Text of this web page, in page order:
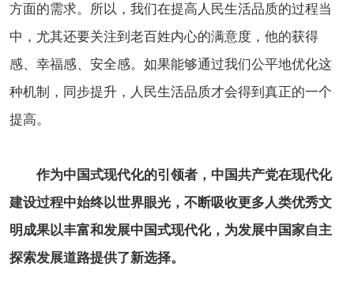
方面的需求。所以，我们在提高人民生活品质的过程当
中，尤其还要关注到老百姓内心的满意度，他的获得
感、幸福感、安全感。如果能够通过我们公平地优化这
种机制，同步提升，人民生活品质才会得到真正的一个
提高。
作为中国式现代化的引领者，中国共产党在现代化
建设过程中始终以世界眼光，不断吸收更多人类优秀文
明成果以丰富和发展中国式现代化，为发展中国家自主
探索发展道路提供了新选择。